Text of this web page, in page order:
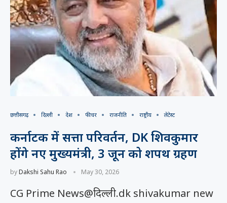
छत्तीसगढ़ दिल्ली देश फीचर राजनीति राष्ट्रीय लेटेस्ट
कर्नाटक में सत्ता परिवर्तन, DK शिवकुमार
होंगे नए मुख्यमंत्री, 3 जून को शपथ ग्रहण
byDakshi Sahu Rao May 30, 2026
CG Prime News@दिल्ली.dk shivakumar new